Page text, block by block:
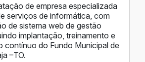
de empresa especializada
serviços de informática, com
de sistema web de gestão
implantação, treinamento e
contínuo do Fundo Municipal de
–TO.